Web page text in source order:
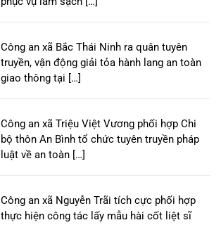
Công an xã Bắc Thái Ninh ra quân tuyên
truyền, vận động giải tỏa hành lang an toàn
giao thông tại […]
Công an xã Triệu Việt Vương phối hợp Chi
bộ thôn An Bình tổ chức tuyên truyền pháp
luật về an toàn […]
Công an xã Nguyễn Trãi tích cực phối hợp
thực hiện công tác lấy mẫu hài cốt liệt sĩ